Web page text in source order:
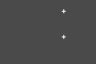
+
+